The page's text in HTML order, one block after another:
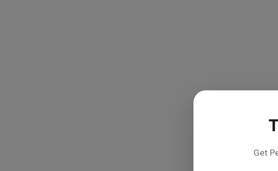
Get